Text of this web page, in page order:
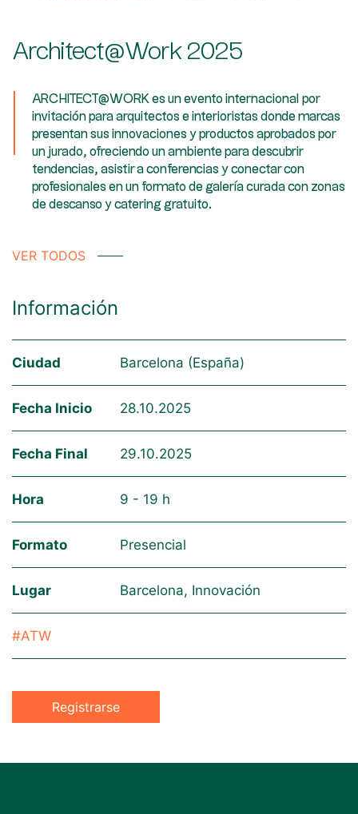
Architect@Work 2025
ARCHITECT@WORK es un evento internacional por
invitación para arquitectos e interioristas donde marcas
presentan sus innovaciones y productos aprobados por
un jurado, ofreciendo un ambiente para descubrir
tendencias, asistir a conferencias y conectar con
profesionales en un formato de galería curada con zonas
de descanso y catering gratuito.
VER TODOS
Información
Ciudad Barcelona (España)
Fecha Inicio 28.10.2025
Fecha Final 29.10.2025
Hora 9 - 19 h
Formato Presencial
Lugar Barcelona, Innovación
#ATW
Registrarse